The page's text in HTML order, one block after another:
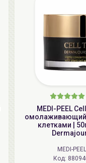
MEDI-PEEL
клетками |
MEDI-
Код: